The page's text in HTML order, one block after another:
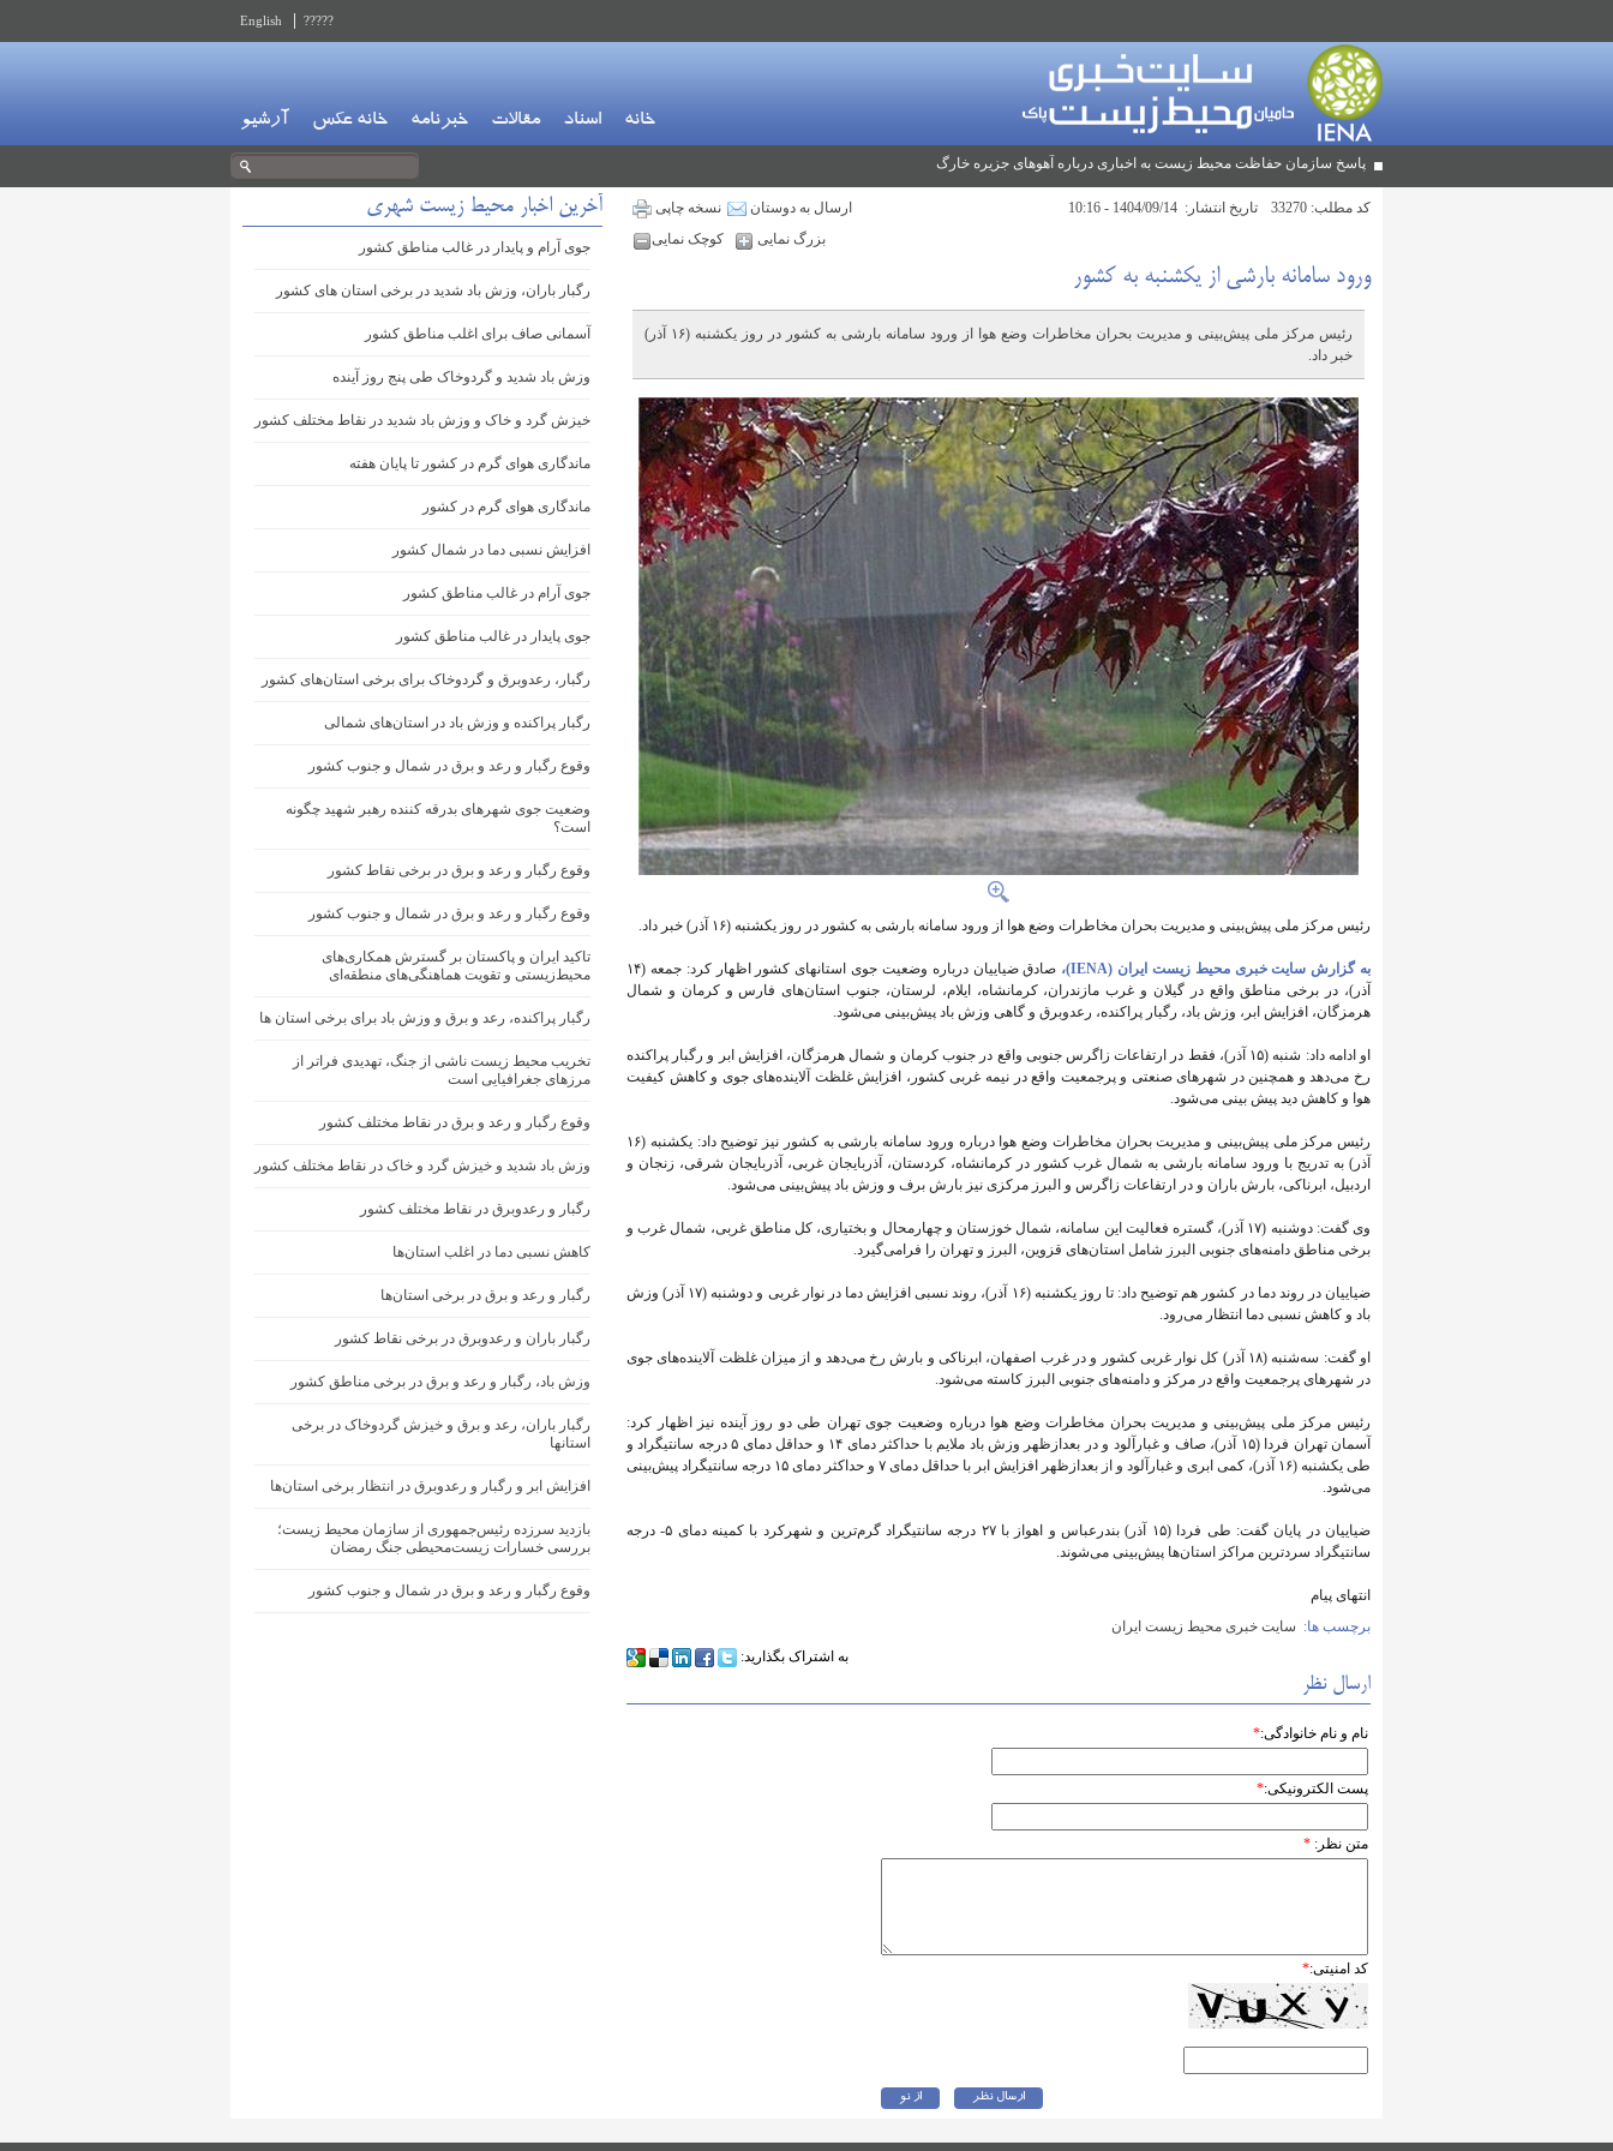
?????
English
خانه اسناد مقالات خبرنامه خانه عکس آرشیو
پاسخ سازمان حفاظت محیط زیست به اخباری درباره آهوهای جزیره خارگ
کد مطلب: تاریخ انتشار: نسخه چاپی
ارسال به دوستان
بزرگ نمایی
کوچک نمایی
ورود سامانه بارشی از یکشنبه به کشور
رئیس مرکز ملی پیش‌بینی و مدیریت بحران مخاطرات وضع هوا از ورود سامانه بارشی به کشور در روز یکشنبه (۱۶ آذر)
خبر داد.
رئیس مرکز ملی پیش‌بینی و مدیریت بحران مخاطرات وضع هوا از ورود سامانه بارشی به کشور در روز یکشنبه (۱۶ آذر) خبر داد.
به گزارش سایت خبری محیط زیست ایران (IENA)،
صادق ضیاییان درباره وضعیت جوی استانهای کشور اظهار کرد: جمعه (۱۴
آذر)، در برخی مناطق واقع در گیلان و غرب مازندران، کرمانشاه، ایلام، لرستان، جنوب استان‌های فارس و کرمان و شمال
هرمزگان، افزایش ابر، وزش باد، رگبار پراکنده، رعدوبرق و گاهی وزش باد پیش‌بینی می‌شود.
او ادامه داد: شنبه (۱۵ آذر)، فقط در ارتفاعات زاگرس جنوبی واقع در جنوب کرمان و شمال هرمزگان، افزایش ابر و رگبار پراکنده
رخ می‌دهد و همچنین در شهرهای صنعتی و پرجمعیت واقع در نیمه غربی کشور، افزایش غلظت آلاینده‌های جوی و کاهش کیفیت
هوا و کاهش دید پیش بینی می‌شود.
رئیس مرکز ملی پیش‌بینی و مدیریت بحران مخاطرات وضع هوا درباره ورود سامانه بارشی به کشور نیز توضیح داد: یکشنبه (۱۶
آذر) به تدریج با ورود سامانه بارشی به شمال غرب کشور در کرمانشاه، کردستان، آذربایجان غربی، آذربایجان شرقی، زنجان و
اردبیل، ابرناکی، بارش باران و در ارتفاعات زاگرس و البرز مرکزی نیز بارش برف و وزش باد پیش‌بینی می‌شود.
وی گفت: دوشنبه (۱۷ آذر)، گستره فعالیت این سامانه، شمال خوزستان و چهارمحال‌ و بختیاری، کل مناطق غربی، شمال غرب و
برخی مناطق دامنه‌های جنوبی البرز شامل استان‌های قزوین، البرز و تهران را فرامی‌گیرد.
ضیاییان در روند دما در کشور هم توضیح داد: تا روز یکشنبه (۱۶ آذر)، روند نسبی افزایش دما در نوار غربی و دوشنبه (۱۷ آذر) وزش
باد و کاهش نسبی دما انتظار می‌رود.
او گفت: سه‌شنبه (۱۸ آذر) کل نوار غربی کشور و در غرب اصفهان، ابرناکی و بارش رخ می‌دهد و از میزان غلظت آلاینده‌های جوی
در شهرهای پرجمعیت واقع در مرکز و دامنه‌های جنوبی البرز کاسته می‌شود.
رئیس مرکز ملی پیش‌بینی و مدیریت بحران مخاطرات وضع هوا درباره وضعیت جوی تهران طی دو روز آینده نیز اظهار کرد:
آسمان تهران فردا (۱۵ آذر)، صاف و غبارآلود و در بعدازظهر وزش باد ملایم با حداکثر دمای ۱۴ و حداقل دمای ۵ درجه سانتیگراد و
طی یکشنبه (۱۶ آذر)، کمی ابری و غبارآلود و از بعدازظهر افزایش ابر با حداقل دمای ۷ و حداکثر دمای ۱۵ درجه سانتیگراد پیش‌بینی
می‌شود.
ضیاییان در پایان گفت: طی فردا (۱۵ آذر) بندرعباس و اهواز با ۲۷ درجه سانتیگراد گرم‌ترین و شهرکرد با کمینه دمای ۵- درجه
سانتیگراد سردترین مراکز استان‌ها پیش‌بینی می‌شوند.
انتهای پیام
برچسب ها: سایت خبری محیط زیست ایران
به اشتراک بگذارید:
ارسال نظر
نام و نام خانوادگی:*
پست الکترونیکی:*
متن نظر: *
کد امنیتی:*
آخرین اخبار محیط زیست شهری
جوی آرام و پایدار در غالب مناطق کشور
رگبار باران، وزش باد شدید در برخی استان های کشور
آسمانی صاف برای اغلب مناطق کشور
وزش باد شدید و گردوخاک طی پنج روز آینده
خیزش گرد و خاک و وزش باد شدید در نقاط مختلف کشور
ماندگاری هوای گرم در کشور تا پایان هفته
ماندگاری هوای گرم در کشور
افزایش نسبی دما در شمال کشور
جوی آرام در غالب مناطق کشور
جوی پایدار در غالب مناطق کشور
رگبار، رعدوبرق و گردوخاک برای برخی استان‌های کشور
رگبار پراکنده و وزش باد در استان‌های شمالی
وقوع رگبار و رعد و برق در شمال و جنوب کشور
وضعیت جوی شهرهای بدرقه کننده رهبر شهید چگونه
است؟
وقوع رگبار و رعد و برق در برخی نقاط کشور
وقوع رگبار و رعد و برق در شمال و جنوب کشور
تاکید ایران و پاکستان بر گسترش همکاری‌های
محیط‌زیستی و تقویت هماهنگی‌های منطقه‌ای
رگبار پراکنده، رعد و برق و وزش باد برای برخی استان ها
تخریب محیط زیست ناشی از جنگ، تهدیدی فراتر از
مرزهای جغرافیایی است
وقوع رگبار و رعد و برق در نقاط مختلف کشور
وزش باد شدید و خیزش گرد و خاک در نقاط مختلف کشور
رگبار و رعدوبرق در نقاط مختلف کشور
کاهش نسبی دما در اغلب استان‌ها
رگبار و رعد و برق در برخی استان‌ها
رگبار باران و رعدوبرق در برخی نقاط کشور
وزش باد، رگبار و رعد و برق در برخی مناطق کشور
رگبار باران، رعد و برق و خیزش گردوخاک در برخی
استانها
افزایش ابر و رگبار و رعدوبرق در انتظار برخی استان‌ها
بازدید سرزده رئیس‌جمهوری از سازمان محیط‌ زیست؛
بررسی خسارات زیست‌محیطی جنگ رمضان
وقوع رگبار و رعد و برق در شمال و جنوب کشور